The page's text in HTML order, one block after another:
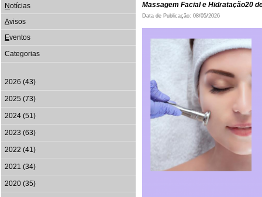
Notícias
Avisos
Eventos
Categorias
2026 (43)
2025 (73)
2024 (51)
2023 (63)
2022 (41)
2021 (34)
2020 (35)
Massagem Facial e Hidratação20
Data de Publicação: 08/05/2026